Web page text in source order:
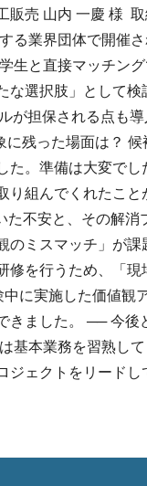
販売 山内 一慶 様
る業界団体で開催
生と直接マッチン
選択肢」として検
が担保される点も
残った場面は？
。準備は大変で
組んでくれたこ
不安と、その解消
のミスマッチ」が
を行うため、「現
に実施した価値観
きました。 ── 今
基本業務を習熟し
ェクトをリードし